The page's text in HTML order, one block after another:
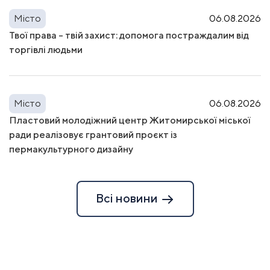
Місто
06.08.2026
Твої права – твій захист: допомога постраждалим від
торгівлі людьми
Місто
06.08.2026
Пластовий молодіжний центр Житомирської міської
ради реалізовує грантовий проєкт із
пермакультурного дизайну
Всі новини